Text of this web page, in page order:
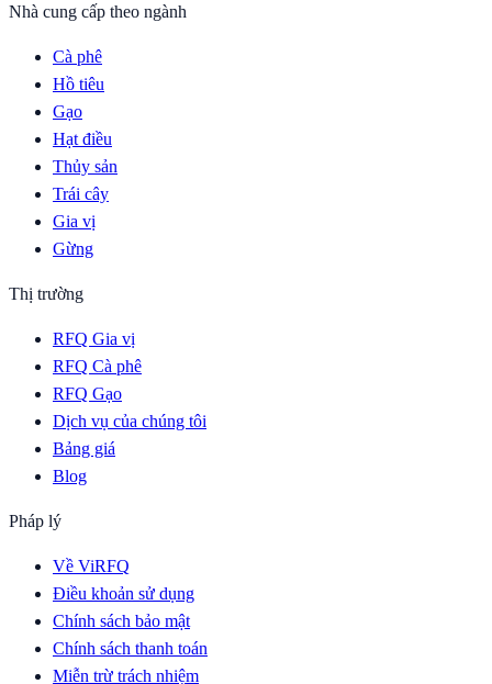
Nhà cung cấp theo ngành
Cà phê
Hồ tiêu
Gạo
Hạt điều
Thủy sản
Trái cây
Gia vị
Gừng
Thị trường
RFQ Gia vị
RFQ Cà phê
RFQ Gạo
Dịch vụ của chúng tôi
Bảng giá
Blog
Pháp lý
Về ViRFQ
Điều khoản sử dụng
Chính sách bảo mật
Chính sách thanh toán
Miễn trừ trách nhiệm